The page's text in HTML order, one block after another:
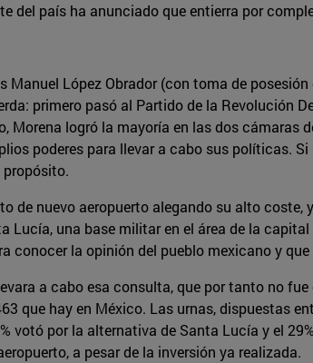
del país ha anunciado que entierra por
López Obrador (con toma de
primero pasó al Partido de la Revolución
logró la mayoría en las dos cámaras
poderes para llevar a cabo sus políticas.
propósito.
nuevo aeropuerto alegando su alto
una base militar en el área de la
conocer la opinión del pueblo mexicano y
a cabo esa consulta, que por tanto no
hay en México. Las urnas, dispuestas
por la alternativa de Santa Lucía y el
a pesar de la inversión ya realizada.